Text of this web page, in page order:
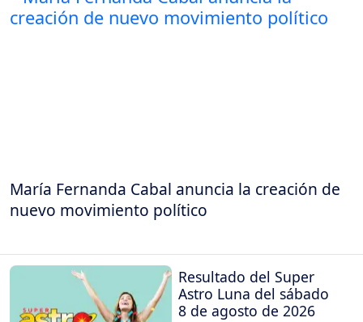
María Fernanda Cabal anuncia la creación de
nuevo movimiento político
Resultado del Super
Astro Luna del sábado
8 de agosto de 2026